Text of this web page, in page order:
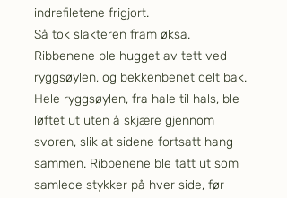
indrefiletene frigjort.
Så tok slakteren fram øksa.
Ribbenene ble hugget av tett ved
ryggsøylen, og bekkenbenet delt bak.
Hele ryggsøylen, fra hale til hals, ble
løftet ut uten å skjære gjennom
svoren, slik at sidene fortsatt hang
sammen. Ribbenene ble tatt ut som
samlede stykker på hver side, før